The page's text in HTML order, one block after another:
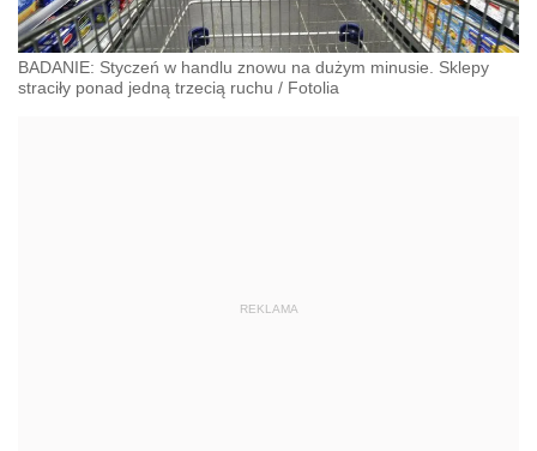
BADANIE: Styczeń w handlu znowu na dużym minusie. Sklepy
straciły ponad jedną trzecią ruchu / Fotolia